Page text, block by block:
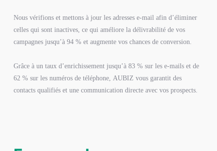
Nous vérifions et mettons à jour les adresses e-mail afin d’éliminer
celles qui sont inactives, ce qui améliore la délivrabilité de vos
campagnes jusqu’à 94 % et augmente vos chances de conversion.
Grâce à un taux d’enrichissement jusqu’à 83 % sur les e-mails et de
62 % sur les numéros de téléphone, AUBIZ vous garantit des
contacts qualifiés et une communication directe avec vos prospects.